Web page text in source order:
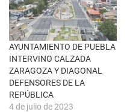
e
n
t
a
n
a
n
u
e
v
a
)
AYUNTAMIENTO DE PUEBLA
INTERVINO CALZADA
ZARAGOZA Y DIAGONAL
DEFENSORES DE LA
REPÚBLICA
4 de julio de 2023